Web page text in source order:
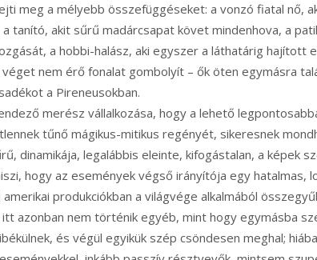
meg a mélyebb összefüggéseket: a vonzó fiatal nő,
tanító, akit sűrű madárcsapat követ mindenhova, a
a hobbi-halász, aki egyszer a láthatárig hajított
nem érő fonalat gombolyít – ők öten egymásra
a Pireneusokban.
merész vállalkozása, hogy a lehető
tűnő mágikus-mitikus regényét, sikeresnek
dinamikája, legalábbis eleinte, kifogástalan, a képek
hogy az események végső irányítója egy hatalmas,
amerikai produkciókban a világvége alkalmából
azonban nem történik egyéb, mint hogy egymásba
és végül egyikük szép csöndesen meghal;